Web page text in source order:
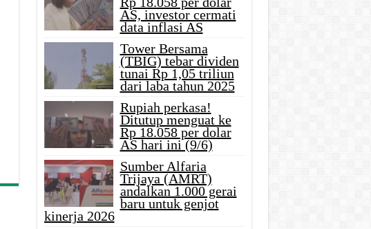
AS, investor cermati
data inflasi AS
Tower Bersama
(TBIG) tebar dividen
tunai Rp 1,05 triliun
dari laba tahun 2025
Rupiah perkasa!
Ditutup menguat ke
Rp 18.058 per dolar
AS hari ini (9/6)
Sumber Alfaria
Trijaya (AMRT)
andalkan 1.000 gerai
baru untuk genjot
kinerja 2026